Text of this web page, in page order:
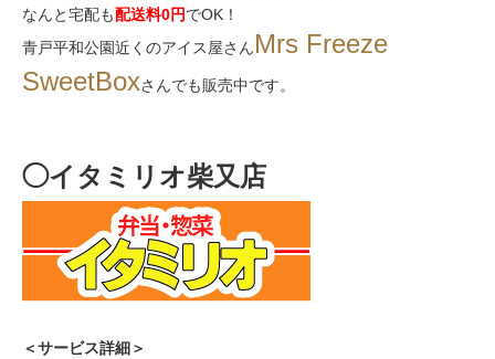
なんと宅配も配送料0円でOK ！
青戸平和公園近くのアイス屋さんMrs Freeze
SweetBoxさんでも販売中です。
◯イタミリオ柴又店
＜サービス詳細＞